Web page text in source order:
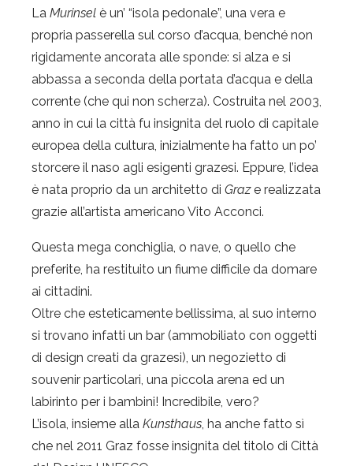
La Murinsel è un’ “isola pedonale”, una vera e
propria passerella sul corso d’acqua, benché non
rigidamente ancorata alle sponde: si alza e si
abbassa a seconda della portata d’acqua e della
corrente (che qui non scherza). Costruita nel 2003,
anno in cui la città fu insignita del ruolo di capitale
europea della cultura, inizialmente ha fatto un po’
storcere il naso agli esigenti grazesi. Eppure, l’idea
è nata proprio da un architetto di Graze realizzata
grazie all’artista americano Vito Acconci.
Questa mega conchiglia, o nave, o quello che
preferite, ha restituito un fiume difficile da domare
ai cittadini.
Oltre che esteticamente bellissima, al suo interno
si trovano infatti un bar (ammobiliato con oggetti
di design creati da grazesi), un negozietto di
souvenir particolari, una piccola arena ed un
labirinto per i bambini! Incredibile, vero?
L’isola, insieme alla Kunsthaus, ha anche fatto sì
che nel 2011 Graz fosse insignita del titolo di Città